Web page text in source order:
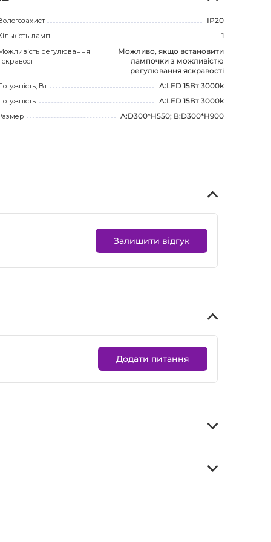
IP20
ламп
1
регулювання
Можливо, якщо встановити
лампочки з можливістю
регулювання яскравості
Вт
A:LED 15Вт 3000k
A:LED 15Вт 3000k
A:D300*H550; В:D300*H900
Залишити відгук
Додати питання